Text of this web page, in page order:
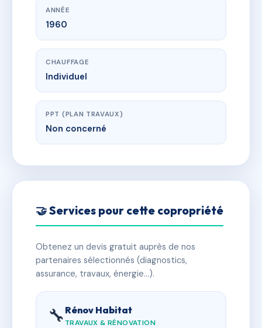
ANNÉE
1960
CHAUFFAGE
Individuel
PPT (PLAN TRAVAUX)
Non concerné
🤝 Services pour cette copropriété
Obtenez un devis gratuit auprès de nos
partenaires sélectionnés (diagnostics,
assurance, travaux, énergie…).
🔧 Rénov Habitat
TRAVAUX & RÉNOVATION